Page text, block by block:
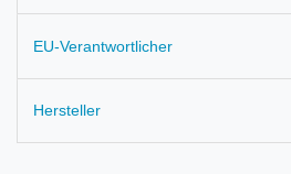
EU-Verantwortlicher
Hersteller